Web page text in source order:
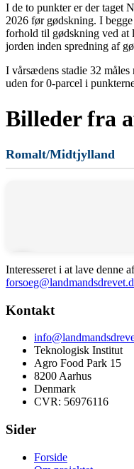
I de to punkter er der taget
2026 før gødskning. I
forhold til gødskning ved at
jorden inden spredning af
I vårsædens stadie 32
uden for 0-parcel i
Billeder fra
Romalt/Midtjylland
Interesseret i at lave denne
Kontakt
Teknologisk Institut
Agro Food Park 15
8200 Aarhus
Denmark
CVR: 56976116
Sider
Forside